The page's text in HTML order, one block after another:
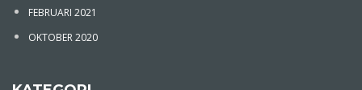
FEBRUARI 2021
OKTOBER 2020